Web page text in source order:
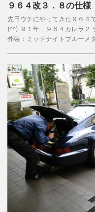
９６４改３．８の仕様
先日ウチにやってきた９６４
(^^) ９１年 ９６４カレラ２
外装：ミッドナイトブルーメ